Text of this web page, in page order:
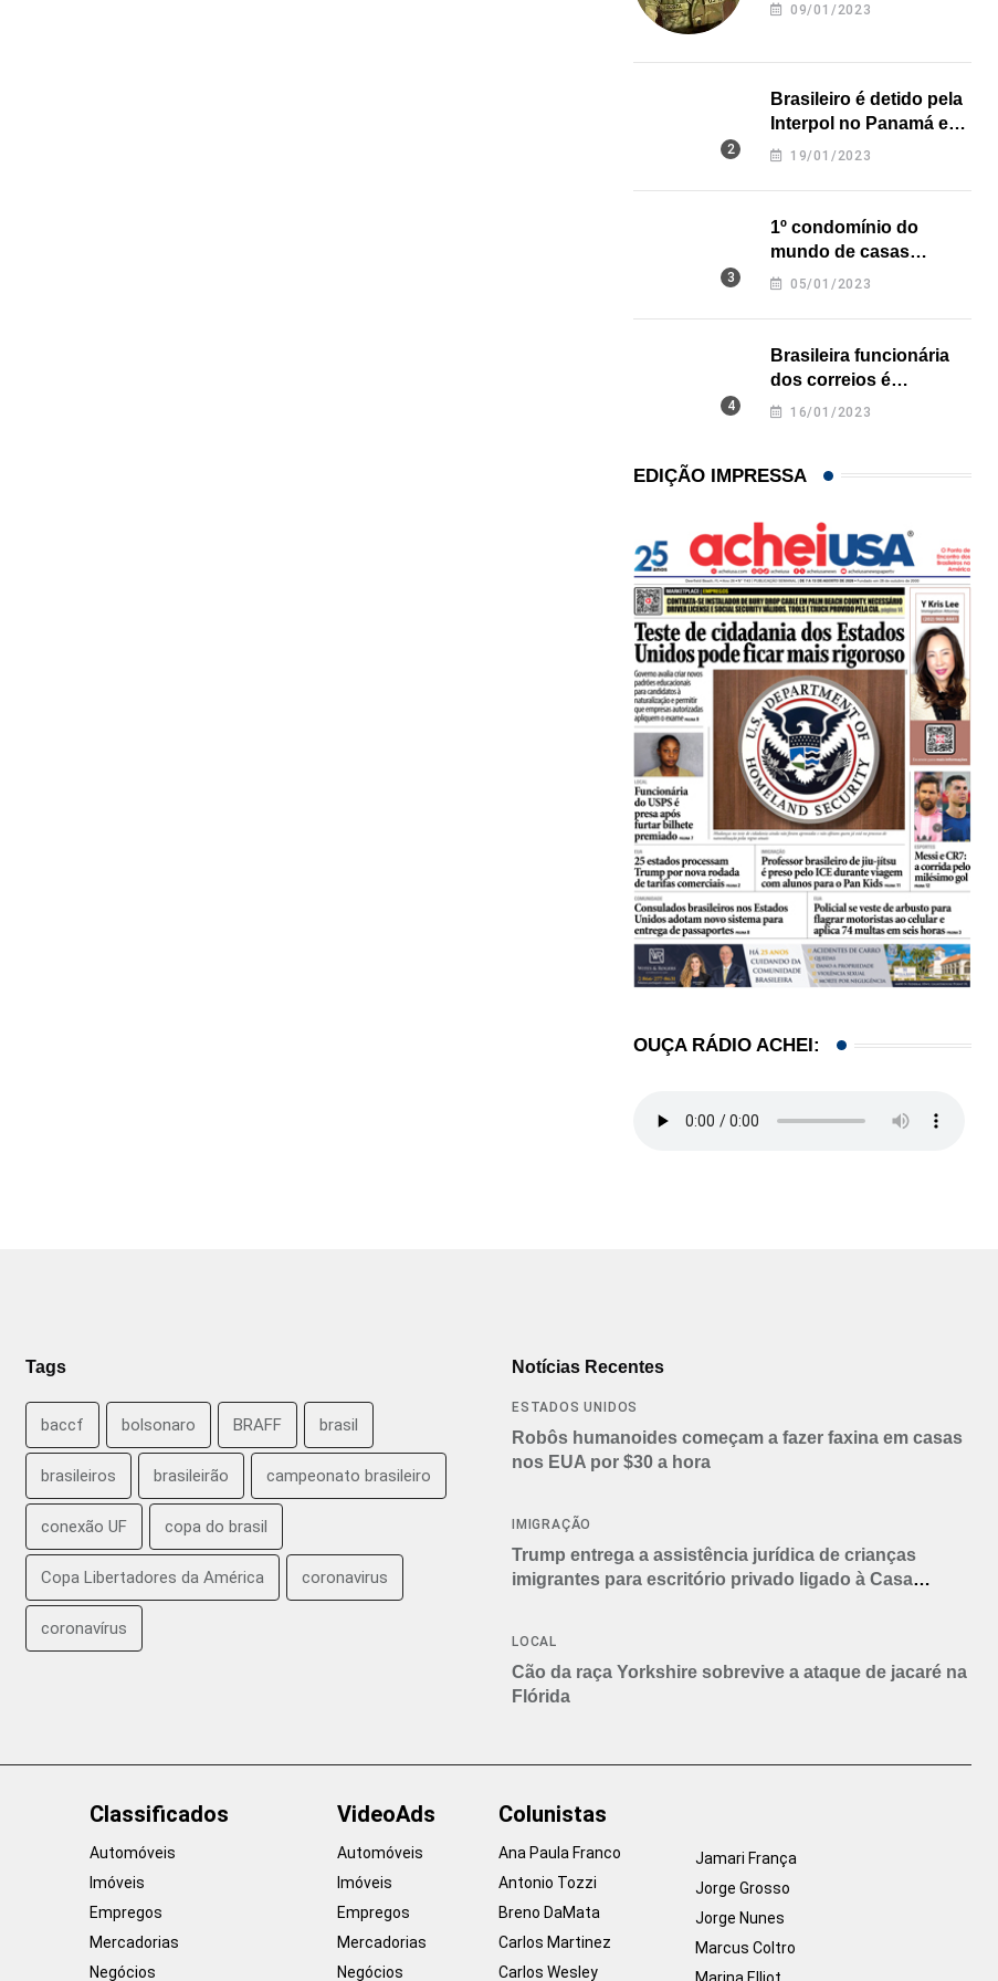
09/01/2023
Brasileiro é detido pela
Interpol no Panamá e
pode pegar prisão
19/01/2023
1º condomínio do
mundo de casas
impressas em 3D é
05/01/2023
Brasileira funcionária
dos correios é
assassinada a facadas
16/01/2023
EDIÇÃO IMPRESSA
OUÇA RÁDIO ACHEI:
Tags
baccf bolsonaro BRAFF brasil
brasileiros brasileirão campeonato brasileiro
conexão UF copa do brasil
Copa Libertadores da América coronavirus
coronavírus
Notícias Recentes
ESTADOS UNIDOS
Robôs humanoides começam a fazer faxina em casas
nos EUA por $30 a hora
IMIGRAÇÃO
Trump entrega a assistência jurídica de crianças
imigrantes para escritório privado ligado à Casa
LOCAL
Cão da raça Yorkshire sobrevive a ataque de jacaré na
Flórida
Classificados
Automóveis
Imóveis
Empregos
Mercadorias
Negócios
VideoAds
Automóveis
Imóveis
Empregos
Mercadorias
Negócios
Colunistas
Ana Paula Franco
Antonio Tozzi
Breno DaMata
Carlos Martinez
Carlos Wesley
Jamari França
Jorge Grosso
Jorge Nunes
Marcus Coltro